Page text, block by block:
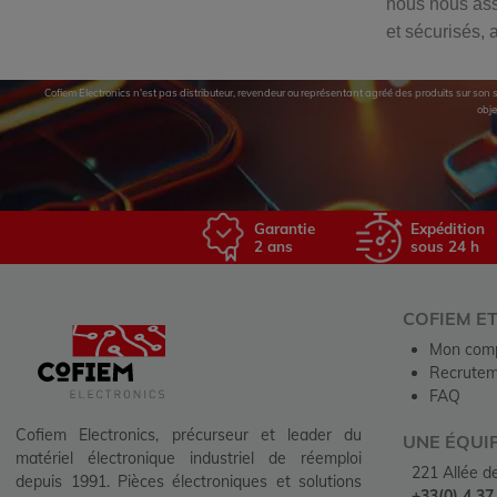
nous nous
et sécurisés,
Cofiem Electronics n'est pas distributeur, revendeur ou représentant agréé des produits sur
Garantie
2 ans
Expédition
sous 24 h
Cofiem Electronics, précurseur et leader du
matériel électronique industriel de réemploi
depuis 1991. Pièces électroniques et solutions
COFIEM
Mon
FAQ
UNE
221 Allée